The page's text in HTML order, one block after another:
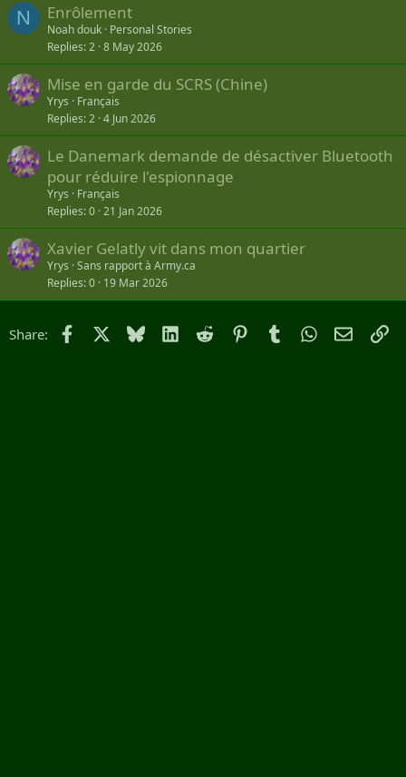
N Enrôlement
Noah douk Personal Stories
Replies 2 8 May 2026
Mise en garde du SCRS (Chine)
Yrys
Français
Replies 2 4 Jun 2026
Le Danemark demande de désactiver Bluetooth
pour réduire l'espionnage
Yrys
Français
Replies 0 21 Jan 2026
Xavier Gelatly vit dans mon quartier
Yrys Sans rapport à Army.ca
Replies 0 19 Mar 2026
Share: Facebook Bluesky LinkedIn
Reddit PinterestTumblrWhatsApp
Email